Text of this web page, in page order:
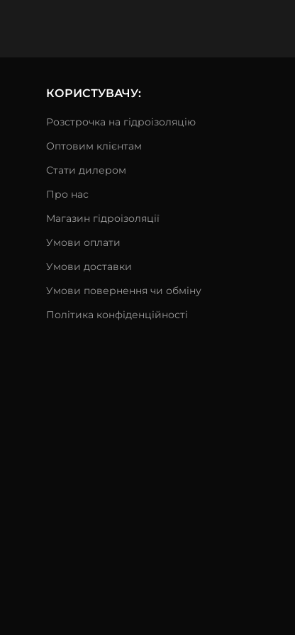
КОРИСТУВАЧУ:
Розстрочка на гідроізоляцію
Оптовим клієнтам
Стати дилером
Про нас
Магазин гідроізоляції
Умови оплати
Умови доставки
Умови повернення чи обміну
Політика конфіденційності